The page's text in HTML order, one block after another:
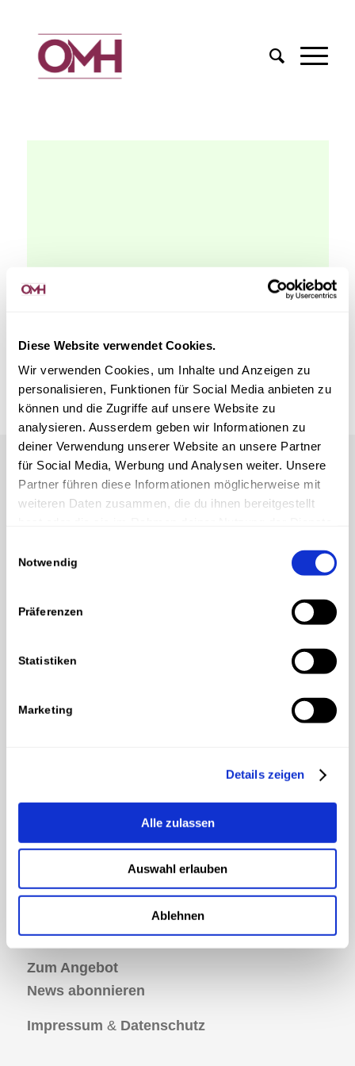
Diese Website verwendet Cookies.
Wir verwenden Cookies, um Inhalte und Anzeigen zu
personalisieren, Funktionen für Social Media anbieten zu
können und die Zugriffe auf unsere Website zu
analysieren. Ausserdem geben wir Informationen zu
deiner Verwendung unserer Website an unsere Partner
für Social Media, Werbung und Analysen weiter. Unsere
Partner führen diese Informationen möglicherweise mit
weiteren Daten zusammen, die du ihnen bereitgestellt
Notwendig
Präferenzen
Statistiken
Marketing
Details zeigen
Alle zulassen
Auswahl erlauben
Ablehnen
CH-4323 Wallbach
kontakt@omh.swiss
+41 79 267 10 92
Zum Angebot
News abonnieren
Impressum & Datenschutz